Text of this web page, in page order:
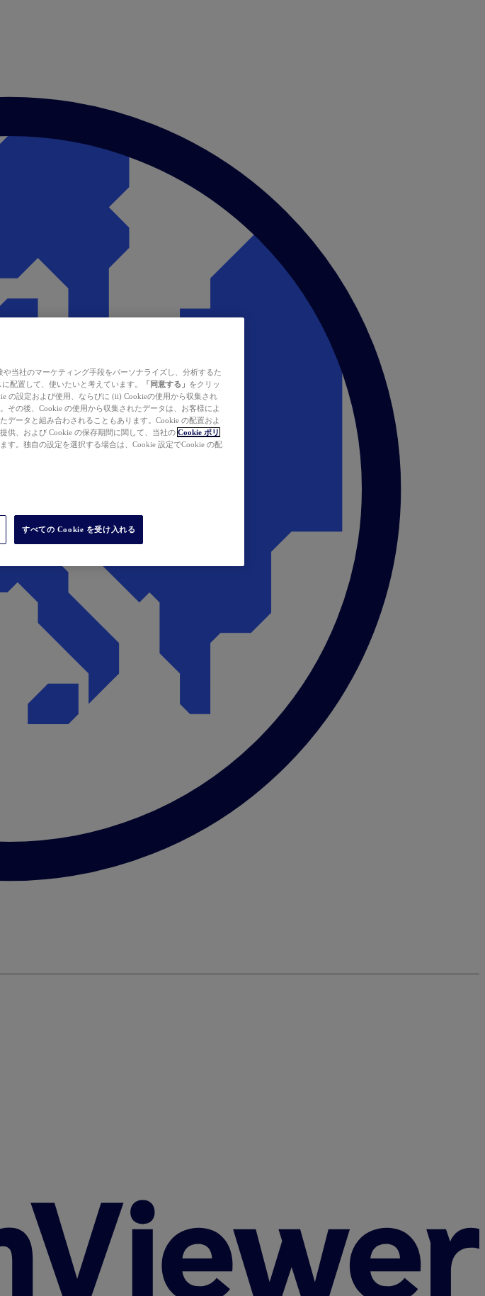
当社のマーケティング手段をパーソナライズし、分析するた
配置して、使いたいと考えています。
「同意する」 をクリッ
の設定および使用、ならびに (ii) Cookieの使用から収集され
その後、Cookie の使用から収集されたデータは、お客様によ
データと組み合わされることもあります。Cookie の配置およ
供、および Cookie の保存期間に関して、当社の Cookie ポリ
す。独自の設定を選択する場合は、Cookie 設定でCookie の配
すべての Cookie を受け入れる